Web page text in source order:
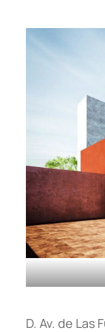
D. Av. de Las